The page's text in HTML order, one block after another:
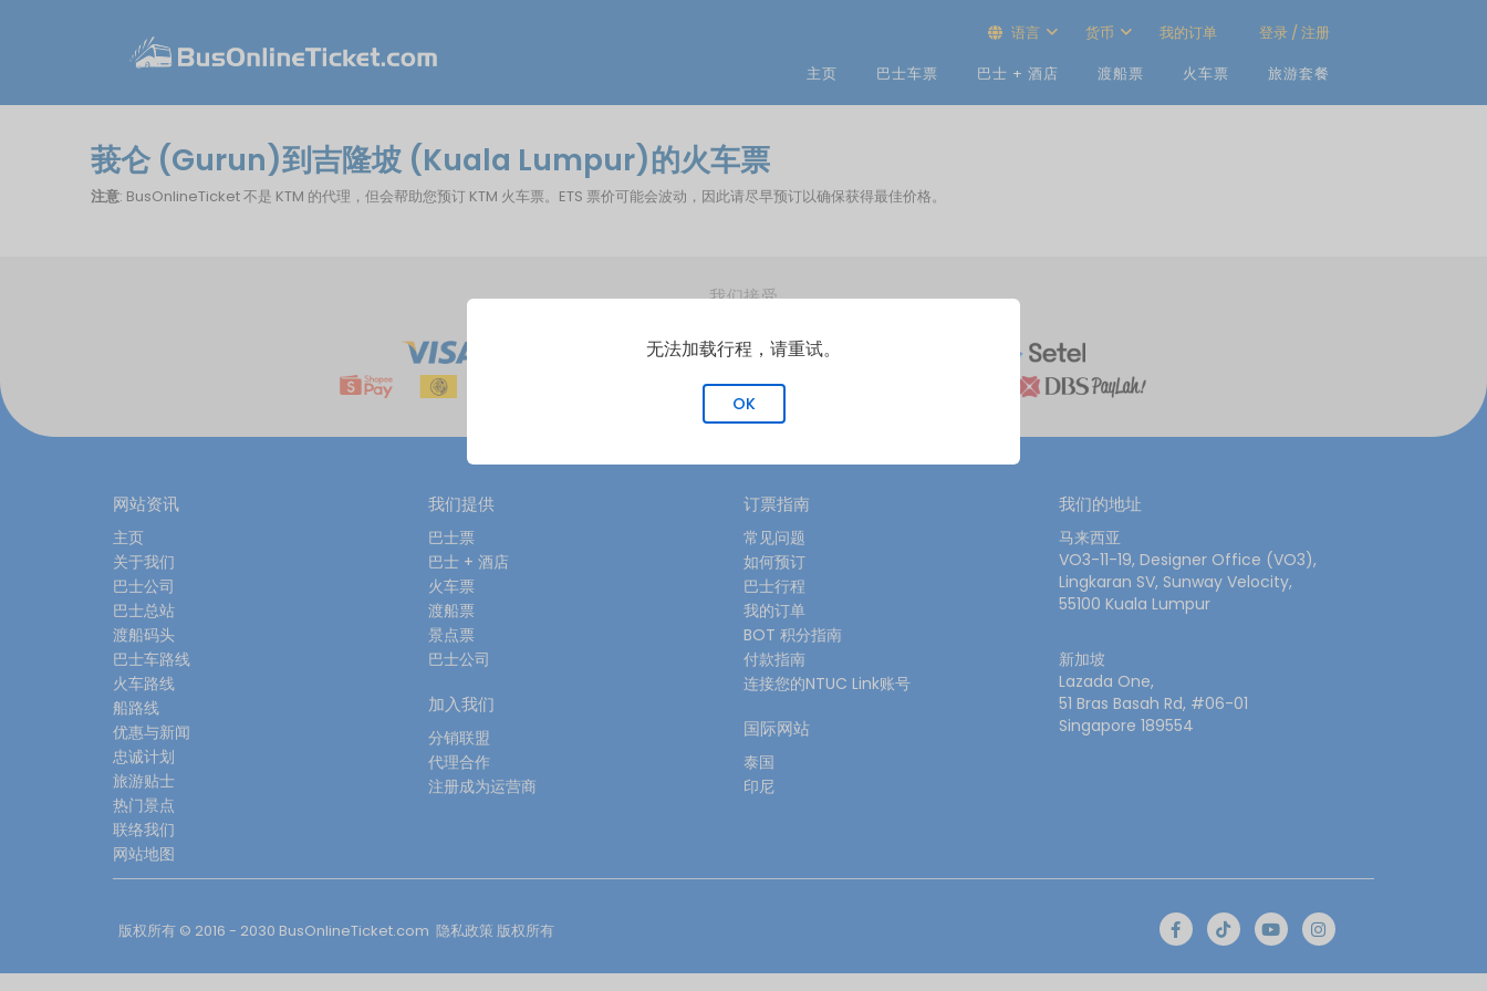
语言 货币 我的订单
登录 / 注册
主页
巴士车票 巴士 + 酒店 渡船票 火车票 旅游套餐
莪仑 (Gurun)到吉隆坡 (Kuala Lumpur)的火车票
注意: BusOnlineTicket 不是 KTM 的代理，但会帮助您预订 KTM 火车票。ETS 票价可能会波动，因此请尽早预订以确保获得最佳价格。
我们接受
网站资讯
主页
关于我们
巴士公司
巴士总站
渡船码头
巴士车路线
火车路线
船路线
优惠与新闻
忠诚计划
旅游贴士
热门景点
联络我们
网站地图
我们提供
巴士票
巴士 + 酒店
火车票
渡船票
景点票
巴士公司
加入我们
分销联盟
代理合作
注册成为运营商
订票指南
常见问题
如何预订
巴士行程
我的订单
BOT 积分指南
付款指南
连接您的NTUC Link账号
国际网站
泰国
印尼
我们的地址
马来西亚
VO3-11-19, Designer Office (VO3),
Lingkaran SV, Sunway Velocity,
55100 Kuala Lumpur
新加坡
Lazada One,
51 Bras Basah Rd, #06-01
Singapore 189554
版权所有 © 2016 - 2030 BusOnlineTicket.com 隐私政策 版权所有
无法加载行程，请重试。
OK